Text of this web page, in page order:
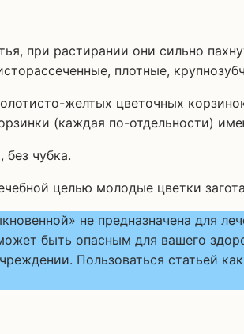
при растирании они сильно
плотные,
желтых цветочных
(каждая по-отдельности)
чубка.
целью молодые цветки
не предназначена для
быть опасным для вашего
Пользоваться статьей